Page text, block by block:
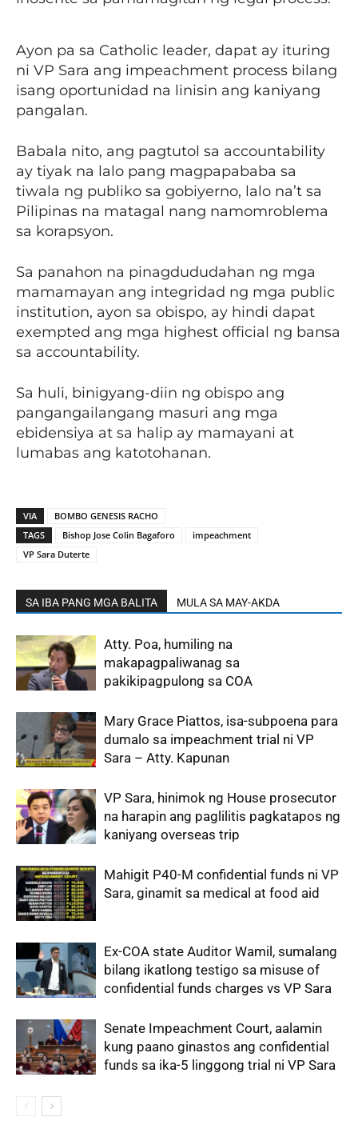
Ayon pa sa Catholic leader, dapat ay ituring
ni VP Sara ang impeachment process bilang
isang oportunidad na linisin ang kaniyang
pangalan.
Babala nito, ang pagtutol sa accountability
ay tiyak na lalo pang magpapababa sa
tiwala ng publiko sa gobiyerno, lalo na’t sa
Pilipinas na matagal nang namomroblema
sa korapsyon.
Sa panahon na pinagdududahan ng mga
mamamayan ang integridad ng mga public
institution, ayon sa obispo, ay hindi dapat
exempted ang mga highest official ng bansa
sa accountability.
Sa huli, binigyang-diin ng obispo ang
pangangailangang masuri ang mga
ebidensiya at sa halip ay mamayani at
lumabas ang katotohanan.
VIA
BOMBO GENESIS RACHO
TAGS
Bishop Jose Colin Bagaforo
impeachment
VP Sara Duterte
SA IBA PANG MGA BALITA MULA SA MAY-AKDA
Atty. Poa, humiling na
makapagpaliwanag sa
pakikipagpulong sa COA
Mary Grace Piattos, isa-subpoena para
dumalo sa impeachment trial ni VP
Sara – Atty. Kapunan
VP Sara, hinimok ng House prosecutor
na harapin ang paglilitis pagkatapos ng
kaniyang overseas trip
Mahigit P40-M confidential funds ni VP
Sara, ginamit sa medical at food aid
Ex-COA state Auditor Wamil, sumalang
bilang ikatlong testigo sa misuse of
confidential funds charges vs VP Sara
Senate Impeachment Court, aalamin
kung paano ginastos ang confidential
funds sa ika-5 linggong trial ni VP Sara